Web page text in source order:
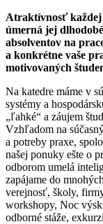
Atraktívnosť každej
úmerná jej
absolventov na
a konkrétne vaše
motivovaných
Na katedre máme v
systémy a
„ľahké“ a záujem
Vzhľadom na
a potreby praxe,
našej ponuky ešte o
odborom umelá
zapájame do
verejnosť, školy,
workshopy, Noc
odborné stáže,